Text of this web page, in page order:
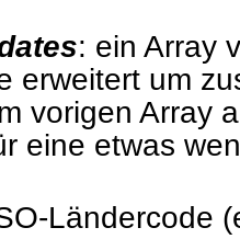
: ein Array
erweitert um
vorigen Array
eine etwas
Ländercode